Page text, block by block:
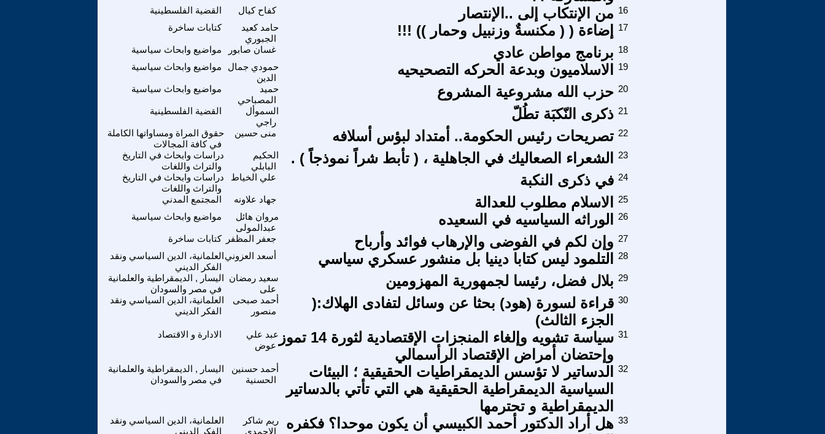
القضية الفلسطينية كفاح كيال من الإنتكاب إلى ..الإنتصار 16
كتابات ساخرة
حامد كعيد
الجبوري
إضاءة ( ( مكنسةٌ وزنبيل وحمار )) !!! 17
مواضيع وابحاث سياسية غسان صابور برنامج مواطن عادي 18
مواضيع وابحاث سياسية
حمودي جمال
الدين
الاسلاميون وبدعة الحركه التصحيحيه 19
مواضيع وابحاث سياسية
حميد
المصباحي
حزب الله مشروعية المشروع 20
القضية الفلسطينية
السموأل
راجي
ذكرى النّكبَة تطُلّ 21
حقوق المراة ومساواتها الكاملة
في كافة المجالات
منى حسين تصريحات رئيس الحكومة.. أمتداد لبؤس أسلافه 22
دراسات وابحاث في التاريخ
والتراث واللغات
الحكيم
البابلي
الشعراء الصعاليك في الجاهلية ، ( تأبط شراً نموذجاً ) . 23
دراسات وابحاث في التاريخ
والتراث واللغات
علي الخياط في ذكرى النكبة 24
المجتمع المدني جهاد علاونه الاسلام مطلوب للعدالة
25
مواضيع وابحاث سياسية
مروان هائل
عبدالمولى
الوراثه السياسيه في السعيده 26
كتابات ساخرة جعفر المظفر وإن لكم في الفوضى والإرهاب فوائد وأرباح 27
العلمانية، الدين السياسي ونقد
الفكر الديني
أسعد العزوني التلمود ليس كتابا دينيا بل منشور عسكري سياسي 28
اليسار , الديمقراطية والعلمانية
في مصر والسودان
سعيد رمضان
على
بلال فضل، رئيسا لجمهورية المهزومين 29
العلمانية، الدين السياسي ونقد
الفكر الديني
أحمد صبحى
منصور
قراءة لسورة (هود) بحثا عن وسائل لتفادى الهلاك:(
الجزء الثالث)
30
الادارة و الاقتصاد
عبد علي
عوض
سياسة تشويه وإلغاء المنجزات الإقتصادية لثورة 14 تموز
وإحتضان أمراض الإقتصاد الرأسمالي
31
اليسار , الديمقراطية والعلمانية
في مصر والسودان
أحمد حسنين
الحسنية
الدساتير لا تؤسس الديمقراطيات الحقيقية ؛ البيئات
السياسية الديمقراطية الحقيقية هي التي تأتي بالدساتير
الديمقراطية و تحترمها
32
العلمانية، الدين السياسي ونقد
الفكر الديني
ريم شاكر
الاحمدي
هل أراد الدكتور أحمد الكبيسي أن يكون موحدا؟ فكفره 33